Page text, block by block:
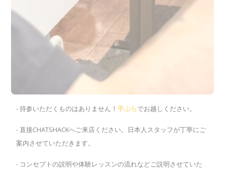
- 持参いただくものはありません！手ぶらでお越しください。
- 直接CHATSHACKへご来店ください。日本人スタッフが丁寧にご
案内させていただきます。
- コンセプトの説明や体験レッスンの流れなどご説明させていた